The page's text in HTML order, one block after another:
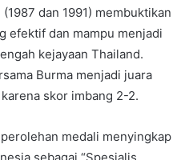
dan 1991) membuktikan
efektif dan mampu menjadi
kejayaan Thailand.
Burma menjadi juara
skor imbang 2-2.
medali menyingkap